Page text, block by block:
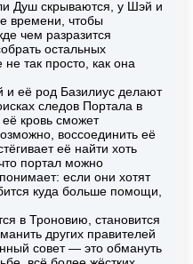
Душ скрываются, у Шэй и
времени, чтобы
чем разразится
остальных
не так просто, как она
её род Базилиус делают
следов Портала в
кровь сможет
воссоединить её
её найти хоть
портал можно
если они хотят
куда больше помощи,
в Троновию, становится
других правителей
совет — это обмануть